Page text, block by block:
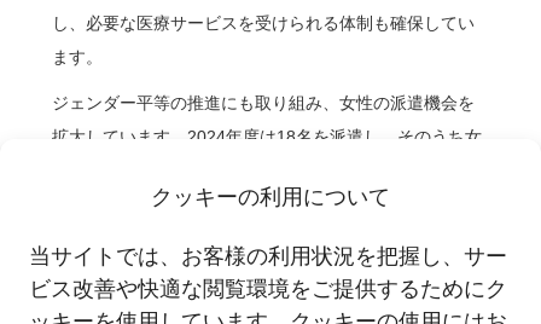
クッキーの利用について
当サイトでは、お客様の利用状況を把握し、サー
ビス改善や快適な閲覧環境をご提供するためにク
し、必要な医療サービスを受けられる体制も確保してい
ます。
ジェンダー平等の推進にも取り組み、女性の派遣機会を
拡大しています。2024年度は18名を派遣し、そのうち女
海外赴任に必要な心構えを習得すると共に、コンプライ
アンスおよびガバナンスに関する理解を深めています。
2024年度の研修受講率は100％でした。